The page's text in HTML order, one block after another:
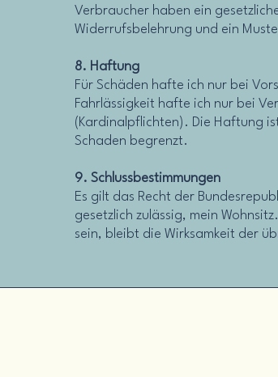
Verbraucher haben ein
Widerrufsbelehrung und ein
8. Haftung
Für Schäden hafte ich nur bei
Fahrlässigkeit hafte ich nur bei
(Kardinalpflichten). Die Haftung
Schaden begrenzt.
9. Schlussbestimmungen
Es gilt das Recht der
gesetzlich zulässig, mein
sein, bleibt die Wirksamkeit der